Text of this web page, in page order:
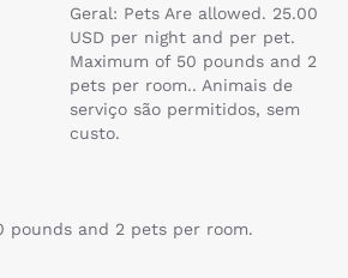
Geral: Pets Are allowed. 25.00
USD per night and per pet.
Maximum of 50 pounds and 2
pets per room.. Animais de
serviço são permitidos, sem
custo.
pounds and 2 pets per room.